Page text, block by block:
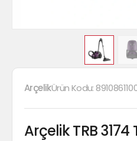
ArçelikÜrün Kodu:
Arçelik TRB 3174